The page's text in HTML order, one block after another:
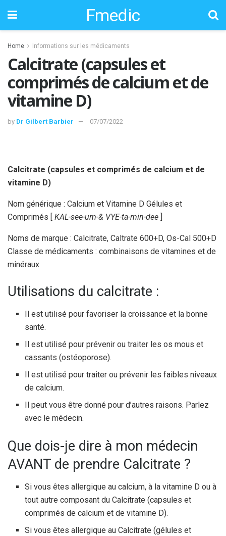
Fmedic
Home Informations sur les médicaments
Calcitrate (capsules et
comprimés de calcium et de
vitamine D)
by Dr Gilbert Barbier 07/07/2022
Calcitrate (capsules et comprimés de calcium et de
vitamine D)
Nom générique : Calcium et Vitamine D Gélules et
Comprimés [ KAL-see-um-& VYE-ta-min-dee ]
Noms de marque : Calcitrate, Caltrate 600+D, Os-Cal 500+D
Classe de médicaments : combinaisons de vitamines et de
minéraux
Utilisations du calcitrate :
Il est utilisé pour favoriser la croissance et la bonne
santé.
Il est utilisé pour prévenir ou traiter les os mous et
cassants (ostéoporose).
Il est utilisé pour traiter ou prévenir les faibles niveaux
de calcium.
Il peut vous être donné pour d’autres raisons. Parlez
avec le médecin.
Que dois-je dire à mon médecin
AVANT de prendre Calcitrate ?
Si vous êtes allergique au calcium, à la vitamine D ou à
tout autre composant du Calcitrate (capsules et
comprimés de calcium et de vitamine D).
Si vous êtes allergique au Calcitrate (gélules et